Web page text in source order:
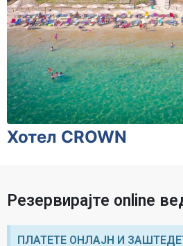
Хотел CROWN
Резервирајте online
ПЛАТЕТЕ ОНЛАЈН И